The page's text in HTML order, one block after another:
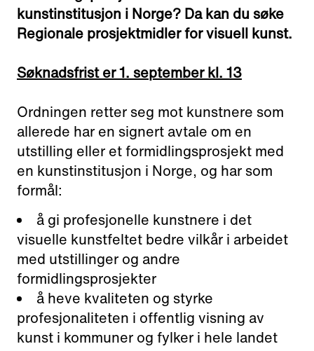
Torget 20, Svolvæer
post@nnks.no
kunstinstitusjon i Norge? Da kan du søke
Regionale prosjektmidler for visuell kunst.
Søknadsfrist er 1. september kl. 13
Ordningen retter seg mot kunstnere som
allerede har en signert avtale om en
utstilling eller et formidlingsprosjekt med
en kunstinstitusjon i Norge, og har som
formål:
å gi profesjonelle kunstnere i det
visuelle kunstfeltet bedre vilkår i arbeidet
med utstillinger og andre
formidlingsprosjekter
å heve kvaliteten og styrke
profesjonaliteten i offentlig visning av
kunst i kommuner og fylker i hele landet